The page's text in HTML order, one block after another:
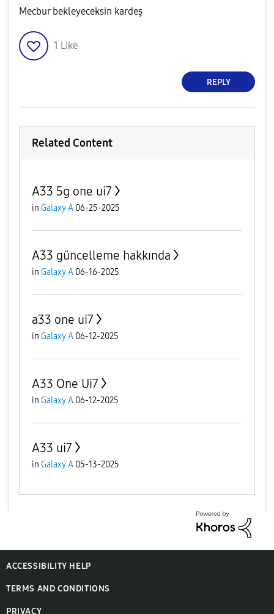
Mecbur bekleyeceksin kardeş
1 Like
REPLY
Related Content
A33 5g one ui7
in Galaxy A 06-25-2025
A33 güncelleme hakkında
in Galaxy A 06-16-2025
a33 one ui7
in Galaxy A 06-12-2025
A33 One Ui7
in Galaxy A 06-12-2025
A33 ui7
in Galaxy A 05-13-2025
ACCESSIBILITY HELP
TERMS AND CONDITIONS
PRIVACY